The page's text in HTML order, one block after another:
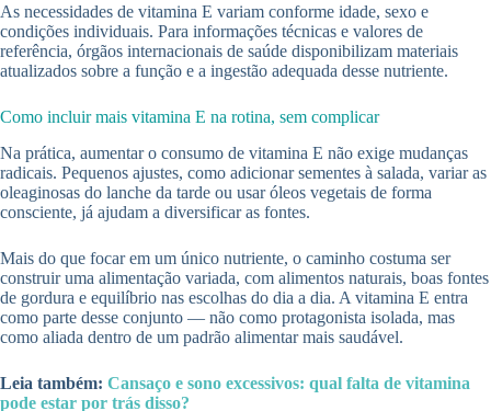
As necessidades de vitamina E variam conforme idade, sexo e
condições individuais. Para informações técnicas e valores de
referência, órgãos internacionais de saúde disponibilizam materiais
atualizados sobre a função e a ingestão adequada desse nutriente.
Como incluir mais vitamina E na rotina, sem complicar
Na prática, aumentar o consumo de vitamina E não exige mudanças
radicais. Pequenos ajustes, como adicionar sementes à salada, variar as
oleaginosas do lanche da tarde ou usar óleos vegetais de forma
consciente, já ajudam a diversificar as fontes.
Mais do que focar em um único nutriente, o caminho costuma ser
construir uma alimentação variada, com alimentos naturais, boas fontes
de gordura e equilíbrio nas escolhas do dia a dia. A vitamina E entra
como parte desse conjunto — não como protagonista isolada, mas
como aliada dentro de um padrão alimentar mais saudável.
Leia também: Cansaço e sono excessivos: qual falta de vitamina
pode estar por trás disso?